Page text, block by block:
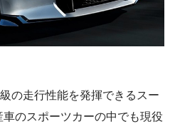
の走行性能を発揮できるスー
のスポーツカーの中でも現役